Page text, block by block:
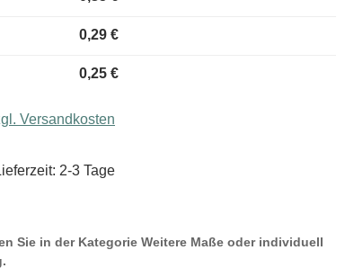
0,29 €
0,25 €
Versandkosten
2-3 Tage
Sie in der Kategorie Weitere Maße oder individuell